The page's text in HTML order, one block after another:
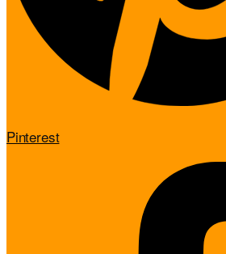
Pinterest